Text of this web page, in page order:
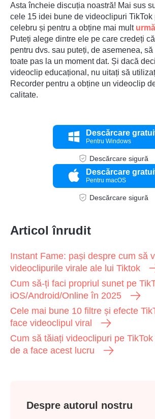
Asta încheie discuția noastră! Mai sus
cele 15 idei bune de videoclipuri TikTok
celebru și pentru a obține mai mult
Puteți alege dintre ele pe care credeți
pentru dvs. sau puteți, de asemenea,
toate pas la un moment dat. Și dacă
videoclip educațional, nu uitați să
Recorder pentru a obține un videoclip
calitate.
Descărcare
Pentru Windows
Descărcare sigură
Descărcare
Pentru macOS
Descărcare sigură
Articol înrudit
Instant Fame: pași despre cum să
videoclipurile virale ale lui Tiktok
Cum să-ți faci propriul sunet pe
iOS/Android/Online în 2025
Cele mai bune 10 filtre și efecte
face videoclipul viral
Cum să tăiați videoclipuri pe
de a face acest lucru
Despre autorul nostru